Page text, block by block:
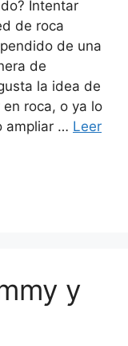
Intentar
de roca
de una
de
la idea de
roca, o ya lo
ampliar … Leer
y